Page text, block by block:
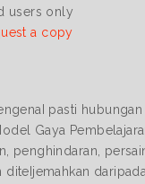
users only
a copy
pasti
Gaya
penghindaran,